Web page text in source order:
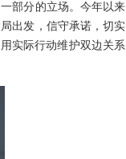
部分的立场。今年以来
出发，信守承诺，切实
实际行动维护双边关系